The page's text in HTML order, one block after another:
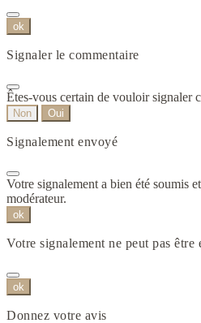
ok
Signaler le commentaire
Êtes-vous certain de vouloir signaler
Non Oui
Signalement envoyé
Votre signalement a bien été soumis
modérateur.
ok
Votre signalement ne peut pas être
ok
Donnez votre avis